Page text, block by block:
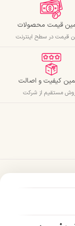
قیمت محصولات
قیمت در سطح اینترنت
کیفیت و اصالت
مستقیم از شرکت